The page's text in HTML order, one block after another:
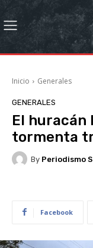
Inicio Generales
GENERALES
El huracán
tormenta
By Periodismo
Facebook